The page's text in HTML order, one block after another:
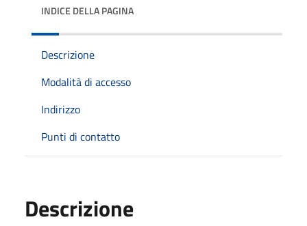
INDICE DELLA PAGINA
Descrizione
Modalità di accesso
Indirizzo
Punti di contatto
Descrizione